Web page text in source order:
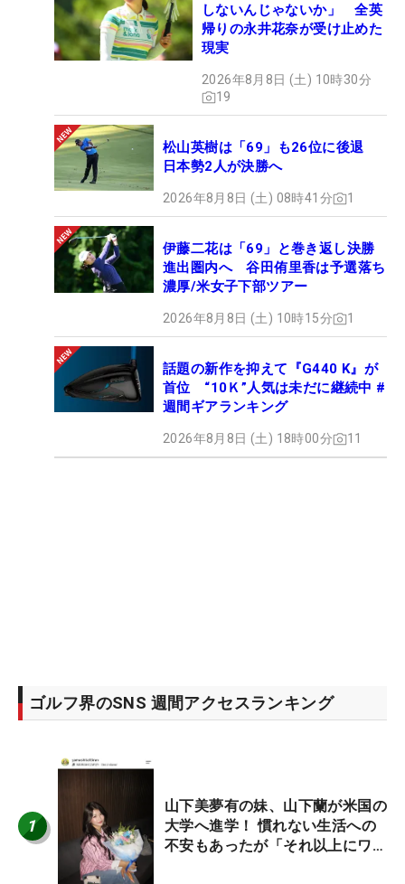
しないんじゃないか」 全英
帰りの永井花奈が受け止めた
現実
2026年8月8日 (土) 10時30分
19
松山英樹は「69」も26位に後退
日本勢2人が決勝へ
2026年8月8日 (土) 08時41分 1
伊藤二花は「69」と巻き返し決勝
進出圏内へ 谷田侑里香は予選落ち
濃厚/米女子下部ツアー
2026年8月8日 (土) 10時15分 1
話題の新作を抑えて『G440 K』が
首位 “10Ｋ”人気は未だに継続中 #
週間ギアランキング
2026年8月8日 (土) 18時00分 11
ゴルフ界のSNS 週間アクセスランキング
1
山下美夢有の妹、山下蘭が米国の
大学へ進学！ 慣れない生活への
不安もあったが「それ以上にワク